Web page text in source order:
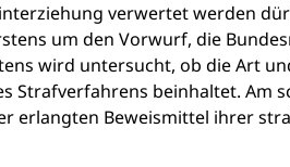
verwertet werden
um den Vorwurf, die
wird untersucht, ob die Art
Strafverfahrens beinhaltet. Am
erlangten Beweismittel ihrer